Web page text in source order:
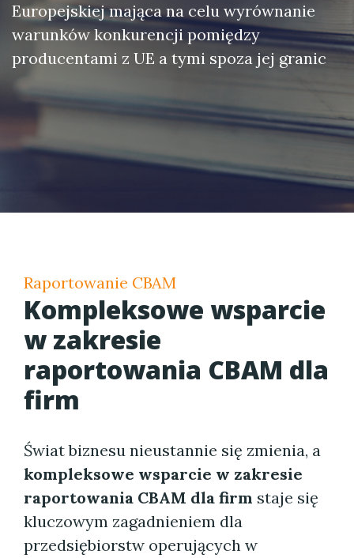
Europejskiej mająca na celu wyrównanie
warunków konkurencji pomiędzy
producentami z UE a tymi spoza jej granic
Raportowanie CBAM
Kompleksowe wsparcie
w zakresie
raportowania CBAM dla
firm
Świat biznesu nieustannie się zmienia, a
kompleksowe wsparcie w zakresie
raportowania CBAM dla firm staje się
kluczowym zagadnieniem dla
przedsiębiorstw operujących w